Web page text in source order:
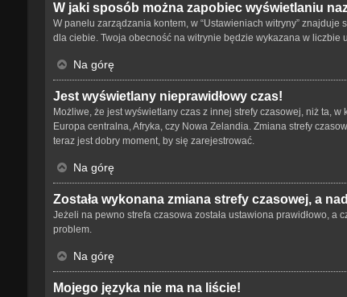
W jaki sposób można zapobiec wyświetlaniu
W panelu zarządzania kontem, w “Ustawieniach witryny” znajduje
dla ciebie. Twoja obecność na witrynie będzie wykazana w liczbie
Na górę
Jest wyświetlany nieprawidłowy czas!
Możliwe, że jest wyświetlany czas z innej strefy czasowej, niż ta,
Europa centralna, Afryka, czy Nowa Zelandia. Zmiana strefy
teraz jest dobry moment, by się zarejestrować.
Na górę
Została wykonana zmiana strefy czasowej, a
Jeżeli na pewno strefa czasowa została ustawiona prawidłowo, a
problem.
Na górę
Mojego języka nie ma na liście!